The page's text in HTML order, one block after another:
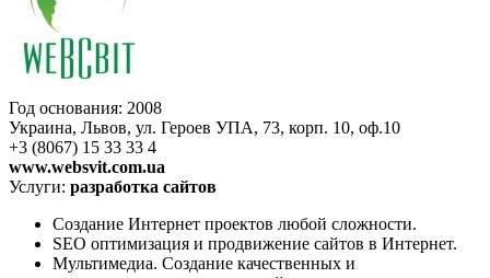
Год основания: 2008
Украина, Львов, ул. Героев УПА, 73, корп. 10, оф.10
+3 (8067) 15 33 33 4
www.websvit.com.ua
Услуги: разработка сайтов
Создание Интернет проектов любой сложности.
SEO оптимизация и продвижение сайтов в Интернет.
Мультимедиа. Создание качественных и